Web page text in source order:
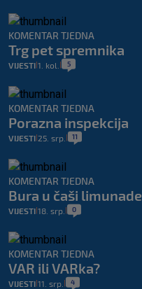
KOMENTAR TJEDNA
Trg pet spremnika
VIJESTI 1. kol. 5
KOMENTAR TJEDNA
Porazna inspekcija
VIJESTI 25. srp. 11
KOMENTAR TJEDNA
Bura u čaši limunade
VIJESTI 18. srp. 0
KOMENTAR TJEDNA
VAR ili VARka?
VIJESTI 11. srp. 4